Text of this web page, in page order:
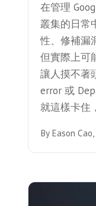
在管理
叢集的日常
性、修補漏
但實際上可
讓人摸不著
error 或
就這樣卡住
By Eason Cao,